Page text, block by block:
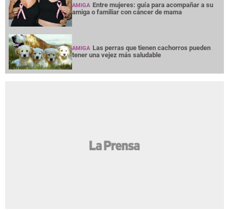
AMIGA Entre mujeres: guía para acompañar a su
amiga o familiar con cáncer de mama
AMIGA Las perras que tienen cachorros pueden
tener una vejez más saludable